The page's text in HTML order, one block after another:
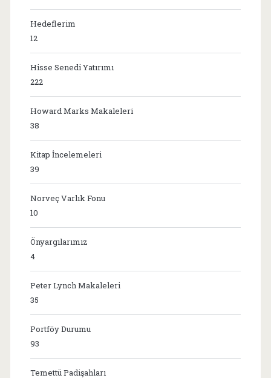
Hedeflerim
12
Hisse Senedi Yatırımı
222
Howard Marks Makaleleri
38
Kitap İncelemeleri
39
Norveç Varlık Fonu
10
Önyargılarımız
4
Peter Lynch Makaleleri
35
Portföy Durumu
93
Temettü Padişahları